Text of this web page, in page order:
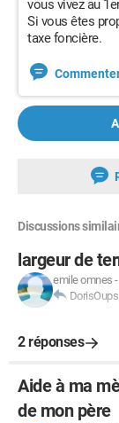
vous vivez au
Si vous êtes
taxe foncière.
Discussions
largeur de
emile omnes -
DorisOups
2 réponses
Aide à ma
de mon père